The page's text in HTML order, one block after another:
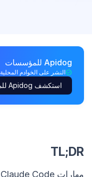
Apidog للمؤسسات
النشر على الخوادم المحلية
استكشف Apidog للمؤسسات
TL;DR